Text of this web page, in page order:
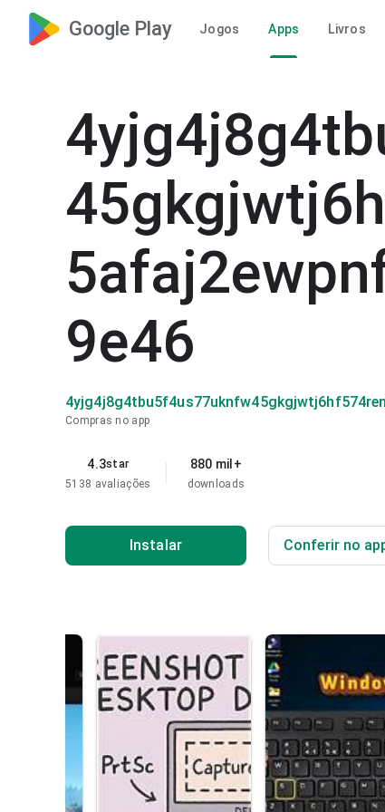
Google Play Jogos Apps Livros
9e46
Compras no app
4.3star
5138 avaliações
880 mil+
downloads
Instalar Conferir no